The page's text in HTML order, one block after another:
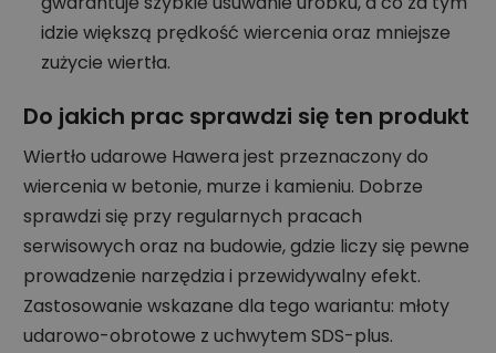
idzie większą prędkość wiercenia oraz mniejsze
zużycie wiertła.
Do jakich prac sprawdzi się ten produkt
Wiertło udarowe Hawera jest przeznaczony do
wiercenia w betonie, murze i kamieniu. Dobrze
sprawdzi się przy regularnych pracach
serwisowych oraz na budowie, gdzie liczy się pewne
prowadzenie narzędzia i przewidywalny efekt.
Zastosowanie wskazane dla tego wariantu: młoty
udarowo-obrotowe z uchwytem SDS-plus.